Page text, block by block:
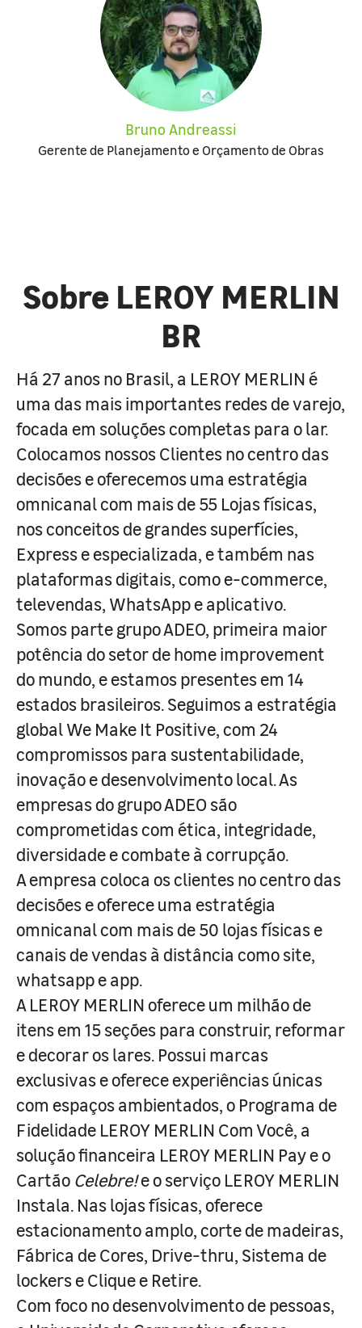
Bruno Andreassi
Gerente de Planejamento e Orçamento de Obras
Sobre LEROY MERLIN
BR
Há 27 anos no Brasil, a LEROY MERLIN é
uma das mais importantes redes de varejo,
focada em soluções completas para o lar.
Colocamos nossos Clientes no centro das
decisões e oferecemos uma estratégia
omnicanal com mais de 55 Lojas físicas,
nos conceitos de grandes superfícies,
Express e especializada, e também nas
plataformas digitais, como e-commerce,
televendas, WhatsApp e aplicativo.
Somos parte grupo ADEO, primeira maior
potência do setor de home improvement
do mundo, e estamos presentes em 14
estados brasileiros. Seguimos a estratégia
global We Make It Positive, com 24
compromissos para sustentabilidade,
inovação e desenvolvimento local. As
empresas do grupo ADEO são
comprometidas com ética, integridade,
diversidade e combate à corrupção.
A empresa coloca os clientes no centro das
decisões e oferece uma estratégia
omnicanal com mais de 50 lojas físicas e
canais de vendas à distância como site,
whatsapp e app.
A LEROY MERLIN oferece um milhão de
itens em 15 seções para construir, reformar
e decorar os lares. Possui marcas
exclusivas e oferece experiências únicas
com espaços ambientados, o Programa de
Fidelidade LEROY MERLIN Com Você, a
solução financeira LEROY MERLIN Pay e o
Cartão Celebre!e o serviço LEROY MERLIN
Instala. Nas lojas físicas, oferece
estacionamento amplo, corte de madeiras,
Fábrica de Cores, Drive-thru, Sistema de
lockers e Clique e Retire.
Com foco no desenvolvimento de pessoas,